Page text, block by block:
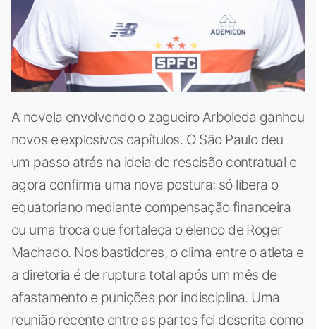
A novela envolvendo o zagueiro Arboleda ganhou
novos e explosivos capítulos. O São Paulo deu
um passo atrás na ideia de rescisão contratual e
agora confirma uma nova postura: só libera o
equatoriano mediante compensação financeira
ou uma troca que fortaleça o elenco de Roger
Machado. Nos bastidores, o clima entre o atleta e
a diretoria é de ruptura total após um mês de
afastamento e punições por indisciplina. Uma
reunião recente entre as partes foi descrita como